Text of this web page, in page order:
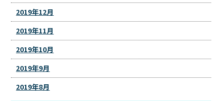
2019年12月
2019年11月
2019年10月
2019年9月
2019年8月